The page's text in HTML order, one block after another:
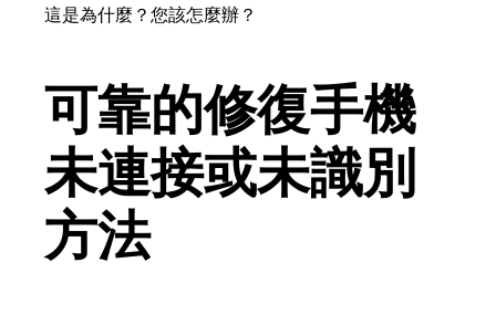
這是為什麼？您該怎麼辦？
可靠的修復手機
未連接或未識別
方法